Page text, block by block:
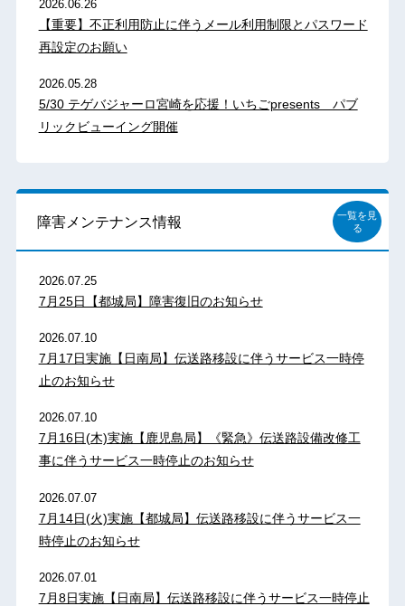
2026.06.26
【重要】不正利用防止に伴うメール利用制限とパスワード
再設定のお願い
2026.05.28
5/30 テゲバジャーロ宮崎を応援！いちごpresents パブ
リックビューイング開催
障害メンテナンス情報
一覧を見
る
2026.07.25
7月25日【都城局】障害復旧のお知らせ
2026.07.10
7月17日実施【日南局】伝送路移設に伴うサービス一時停
止のお知らせ
2026.07.10
7月16日(木)実施【鹿児島局】《緊急》伝送路設備改修工
事に伴うサービス一時停止のお知らせ
2026.07.07
7月14日(火)実施【都城局】伝送路移設に伴うサービス一
時停止のお知らせ
2026.07.01
7月8日実施【日南局】伝送路移設に伴うサービス一時停止